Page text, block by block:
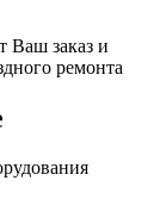
Ваш заказ и
ремонта